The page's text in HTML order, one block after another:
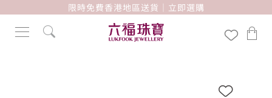
限時免費香港地區送貨｜立即選購